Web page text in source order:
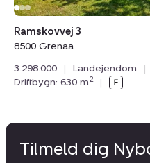
Ramskovvej 3
8500 Grenaa
3.298.000
| Landejendom |
Driftbygn: 630 m2 |
Tilmeld dig